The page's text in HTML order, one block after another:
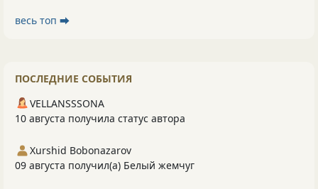
весь топ ⮕
ПОСЛЕДНИЕ СОБЫТИЯ
VELLANSSSONA
10 августа получила статус автора
Xurshid Bobonazarov
09 августа получил(а) Белый жемчуг